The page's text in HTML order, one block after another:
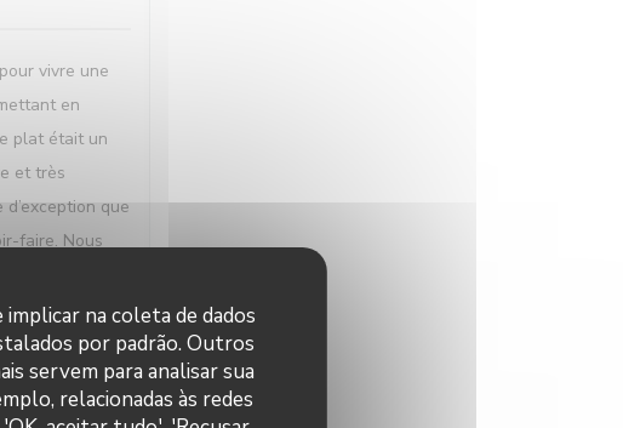
na coleta de dados
por padrão. Outros
servem para analisar sua
relacionadas às redes
vivre une
en
plat était un
et très
que
faire. Nous
: 4/5